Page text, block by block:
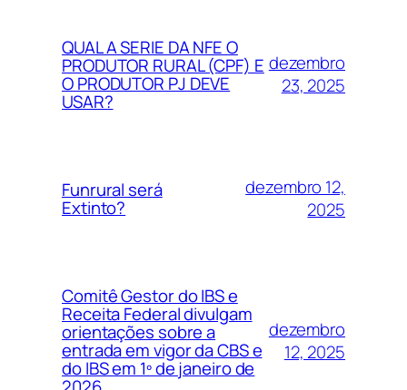
QUAL A SERIE DA NFE O
PRODUTOR RURAL (CPF) E
O PRODUTOR PJ DEVE
USAR?
dezembro
23, 2025
Funrural será
Extinto?
dezembro 12,
2025
Comitê Gestor do IBS e
Receita Federal divulgam
orientações sobre a
entrada em vigor da CBS e
do IBS em 1º de janeiro de
dezembro
12, 2025